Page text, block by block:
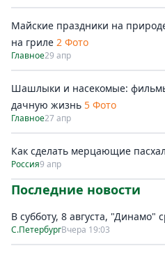
Майские праздники на
на гриле 2 Фото
Главное29 апр
Шашлыки и насекомые:
дачную жизнь 5 Фото
Главное27 апр
Как сделать мерцающие
Россия9 апр
Последние новости
В субботу, 8 августа, "Динамо"
С.ПетербургВчера 19:03